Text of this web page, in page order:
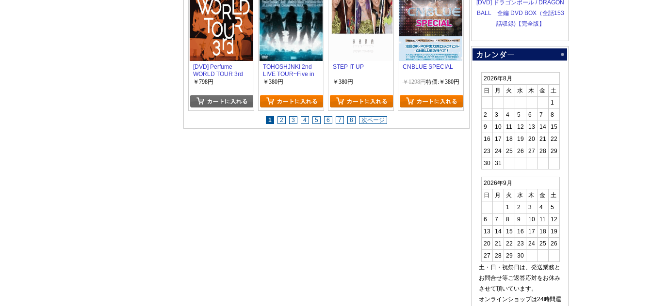
[DVD] Perfume
WORLD TOUR 3rd
￥798円
TOHOSHJNKI 2nd
LIVE TOUR~Five in
the Black
￥380円
STEP IT UP
￥380円
CNBLUE SPECIAL
￥1298円特価:￥380円
1 2 3 4 5 6 7 8 次ページ
[DVD] ドラゴンボール / DRAGON
BALL 全編 DVD BOX（全話153
話収録)【完全版】
2026年8月
日
月 火 水 木 金
土
1
2
3 4 5 6 7
8
9
10 11 12 13 14
15
16
17 18 19 20 21
22
23
24 25 26 27 28
29
30
31
2026年9月
日
月 火 水 木 金
土
1
2 3 4
5
6
7 8 9 10 11
12
13
14 15 16 17 18
19
20
21 22 23 24 25
26
27
28 29
30
土・日・祝祭日は、発送業務と
お問合せ等ご返答応対をお休み
させて頂いています。
オンラインショップは24時間運